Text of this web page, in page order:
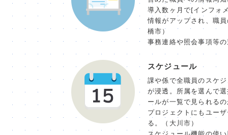
導入数ヶ月で[インフォ
情報がアップされ、職
橋市）
事務連絡や照会事項等
スケジュール
課や係で全職員のスケ
が浸透。所属を選んで
ールが一覧で見られる
プロジェクトにもユー
る。（大川市）